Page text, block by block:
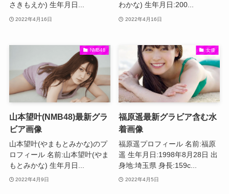
さきもえか) 生年月日...
2022年4月16日
わかな) 生年月日:200...
2022年4月16日
NMB48
山本望叶(NMB48)最新グラ
ビア画像
山本望叶(やまもとみかな)のプ
ロフィール 名前:山本望叶(やま
もとみかな) 生年月日...
2022年4月9日
女優
福原遥最新グラビア含む水
着画像
福原遥プロフィール 名前:福原
遥 生年月日:1998年8月28日 出
身地:埼玉県 身長:159c...
2022年4月5日